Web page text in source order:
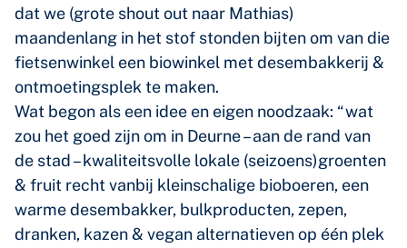
dat we (grote shout out naar Mathias)
maandenlang in het stof stonden bijten om van die
fietsenwinkel een biowinkel met desembakkerij &
ontmoetingsplek te maken.
Wat begon als een idee en eigen noodzaak: “wat
zou het goed zijn om in Deurne – aan de rand van
de stad – kwaliteitsvolle lokale (seizoens)groenten
& fruit recht vanbij kleinschalige bioboeren, een
warme desembakker, bulkproducten, zepen,
dranken, kazen & vegan alternatieven op één plek